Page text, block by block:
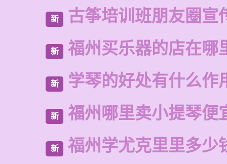
新 古筝培训班朋友圈宣
新 福州买乐器的店在哪
新 学琴的好处有什么作
新 福州哪里卖小提琴便
新 福州学尤克里里多少